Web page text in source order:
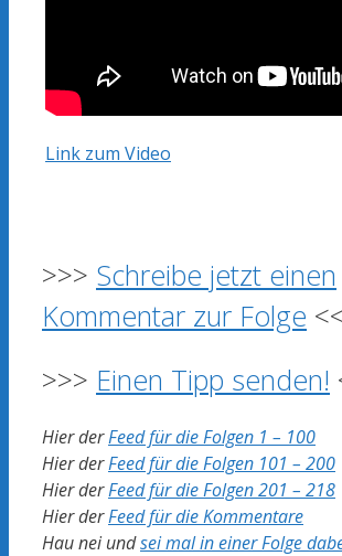
Link zum Video
>>> Schreibe jetzt einen
Kommentar zur Folge
>>> Einen Tipp senden!
Hier derFeed für die Folgen 1 – 100
Hier derFeed für die Folgen 101 – 200
Hier derFeed für die Folgen 201 – 218
Hier derFeed für die Kommentare
Hau nei undsei mal in einer Folge